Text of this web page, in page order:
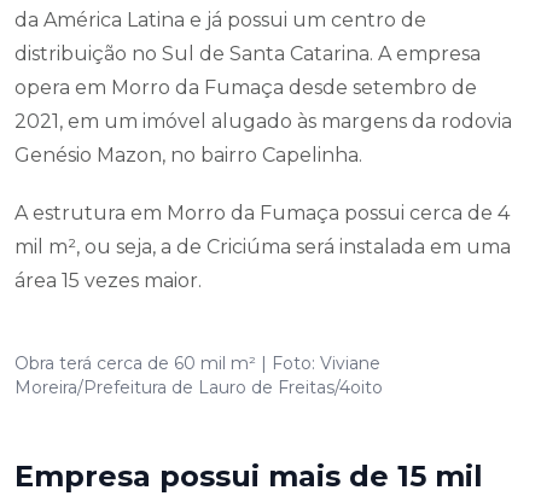
da América Latina e já possui um centro de
distribuição no Sul de Santa Catarina. A empresa
opera em Morro da Fumaça desde setembro de
2021, em um imóvel alugado às margens da rodovia
Genésio Mazon, no bairro Capelinha.
A estrutura em Morro da Fumaça possui cerca de 4
mil m², ou seja, a de Criciúma será instalada em uma
área 15 vezes maior.
Obra terá cerca de 60 mil m² | Foto: Viviane
Moreira/Prefeitura de Lauro de Freitas/4oito
Empresa possui mais de 15 mil